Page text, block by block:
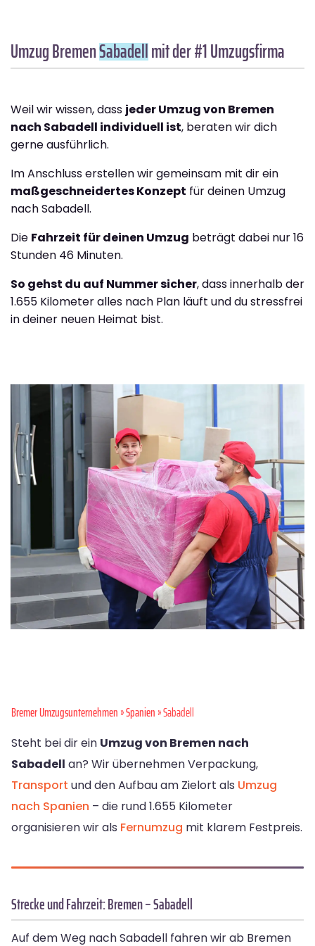
Umzug BremenSabadellmit der #1 Umzugsfirma
Weil wir wissen, dass jeder Umzug von Bremen
nach Sabadell individuell ist, beraten wir dich
gerne ausführlich.
Im Anschluss erstellen wir gemeinsam mit dir ein
maßgeschneidertes Konzept für deinen Umzug
nach Sabadell.
Die Fahrzeit für deinen Umzug beträgt dabei nur 16
Stunden 46 Minuten.
So gehst du auf Nummer sicher, dass innerhalb der
1.655 Kilometer alles nach Plan läuft und du stressfrei
in deiner neuen Heimat bist.
Bremer Umzugsunternehmen»Spanien» Sabadell
Steht bei dir ein Umzug von Bremen nach
Sabadell an? Wir übernehmen Verpackung,
Transport und den Aufbau am Zielort als Umzug
nach Spanien – die rund 1.655 Kilometer
organisieren wir als Fernumzug mit klarem Festpreis.
Strecke und Fahrzeit: Bremen – Sabadell
Auf dem Weg nach Sabadell fahren wir ab Bremen